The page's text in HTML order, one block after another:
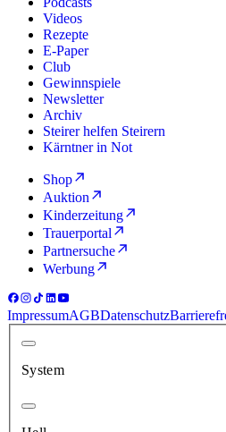
Videos
Rezepte
E-Paper
Club
Gewinnspiele
Newsletter
Archiv
Steirer helfen Steirern
Kärntner in Not
Shop
Auktion
Kinderzeitung
Trauerportal
Partnersuche
Werbung
ImpressumAGBDatenschutz
System